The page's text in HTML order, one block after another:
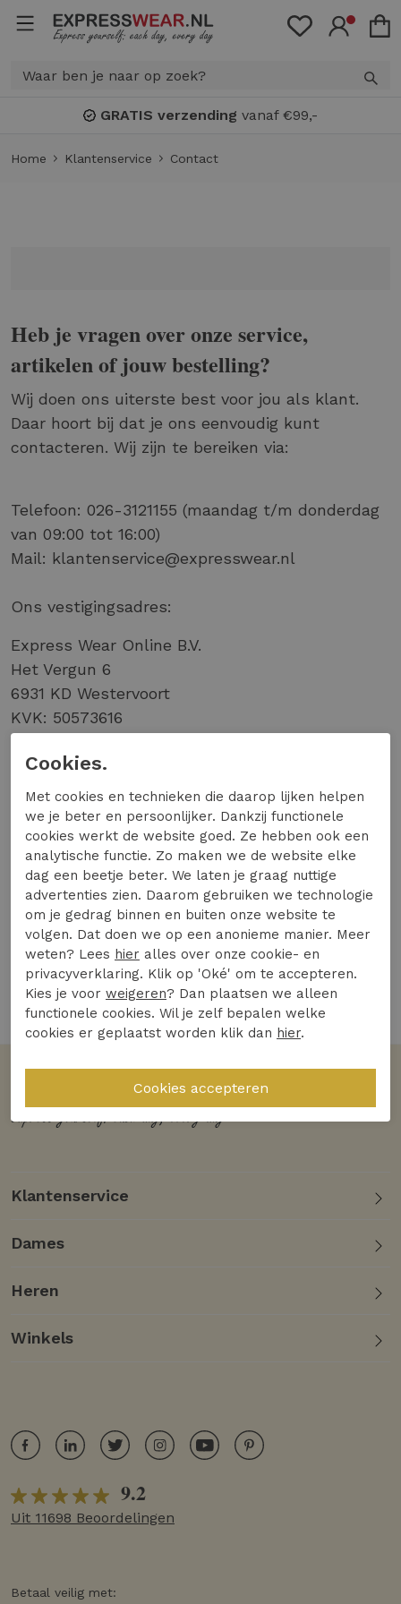
GRATIS verzending vanaf €99,-
Home Klantenservice Contact
Heb je vragen over onze service,
artikelen of jouw bestelling?
Wij doen ons uiterste best voor jou als klant.
Daar hoort bij dat je ons eenvoudig kunt
contacteren. Wij zijn te bereiken via:
Telefoon: 026-3121155 (maandag t/m donderdag
van 09:00 tot 16:00)
Mail: klantenservice@expresswear.nl
Ons vestigingsadres:
Express Wear Online B.V.
Het Vergun 6
6931 KD Westervoort
KVK: 50573616
We vinden het belangrijk dat reviews een zo
goed mogelijk beeld geven over onze producten
en service. Onze beoordelingen worden daarom,
onpartijdig, beheerd doorWebwinkelKeur.
Klantenservice
Dames
Heren
Winkels
9.2
Uit 11698 Beoordelingen
Betaal veilig met:
Cookies.
Met cookies en technieken die daarop lijken helpen
we je beter en persoonlijker. Dankzij functionele
cookies werkt de website goed. Ze hebben ook een
analytische functie. Zo maken we de website elke
dag een beetje beter. We laten je graag nuttige
advertenties zien. Daarom gebruiken we technologie
om je gedrag binnen en buiten onze website te
volgen. Dat doen we op een anonieme manier. Meer
weten? Lees hier alles over onze cookie- en
privacyverklaring. Klik op 'Oké' om te accepteren.
Kies je voor weigeren? Dan plaatsen we alleen
functionele cookies. Wil je zelf bepalen welke
cookies er geplaatst worden klik dan hier.